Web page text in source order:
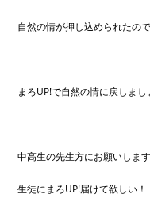
自然の情が押し込められたの
まろUP!で自然の情に戻しまし
中高生の先生方にお願いします
生徒にまろUP!届けて欲しい！